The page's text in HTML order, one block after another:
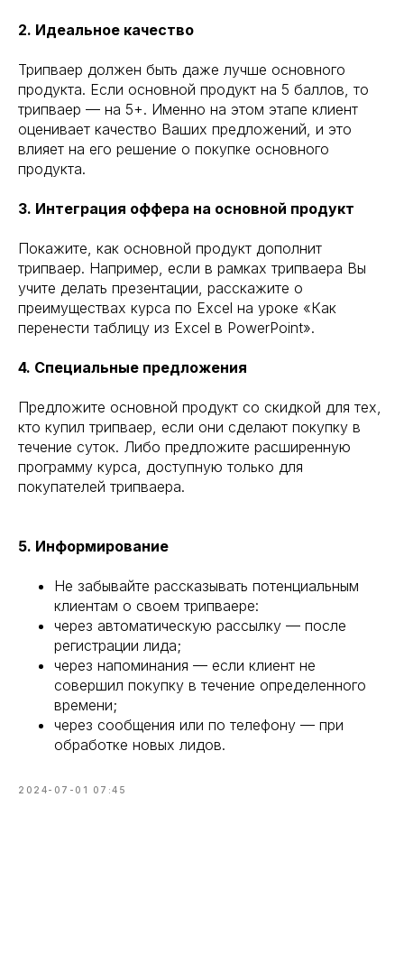
2. Идеальное качество
Трипваер должен быть даже лучше основного
продукта. Если основной продукт на 5 баллов, то
трипваер — на 5+. Именно на этом этапе клиент
оценивает качество Ваших предложений, и это
влияет на его решение о покупке основного
продукта.
3. Интеграция оффера на основной продукт
Покажите, как основной продукт дополнит
трипваер. Например, если в рамках трипваера Вы
учите делать презентации, расскажите о
преимуществах курса по Excel на уроке «Как
перенести таблицу из Excel в PowerPoint».
4. Специальные предложения
Предложите основной продукт со скидкой для тех,
кто купил трипваер, если они сделают покупку в
течение суток. Либо предложите расширенную
программу курса, доступную только для
покупателей трипваера.
5. Информирование
Не забывайте рассказывать потенциальным
клиентам о своем трипваере:
через автоматическую рассылку — после
регистрации лида;
через напоминания — если клиент не
совершил покупку в течение определенного
времени;
через сообщения или по телефону — при
обработке новых лидов.
2024-07-01 07:45